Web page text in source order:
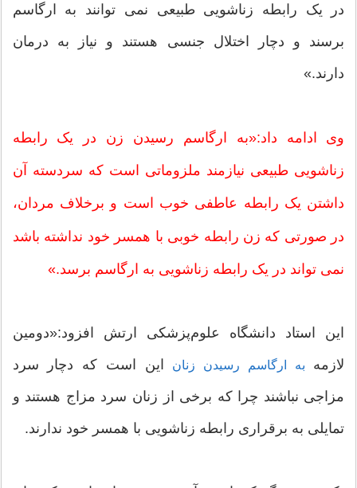
در یک رابطه زناشویی طبیعی نمی توانند به ارگاسم
برسند و دچار اختلال جنسی هستند و نیاز به درمان
دارند.»
وی ادامه داد:«به ارگاسم رسیدن زن در یک رابطه
زناشویی طبیعی نیازمند ملزوماتی است که سردسته آن
داشتن یک رابطه عاطفی خوب است و برخلاف مردان،
در صورتی که زن رابطه خوبی با همسر خود نداشته باشد
نمی تواند در یک رابطه زناشویی به ارگاسم برسد.»
این استاد دانشگاه علوم‌پزشكی ارتش افزود:«دومین
لازمه
به ارگاسم رسیدن زنان
این است که دچار سرد
مزاجی نباشند چرا که برخی از زنان سرد مزاج هستند و
تمایلی به برقراری رابطه زناشویی با همسر خود ندارند.